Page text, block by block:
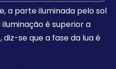
a parte iluminada pelo sol
é superior a
diz-se que a fase da lua é